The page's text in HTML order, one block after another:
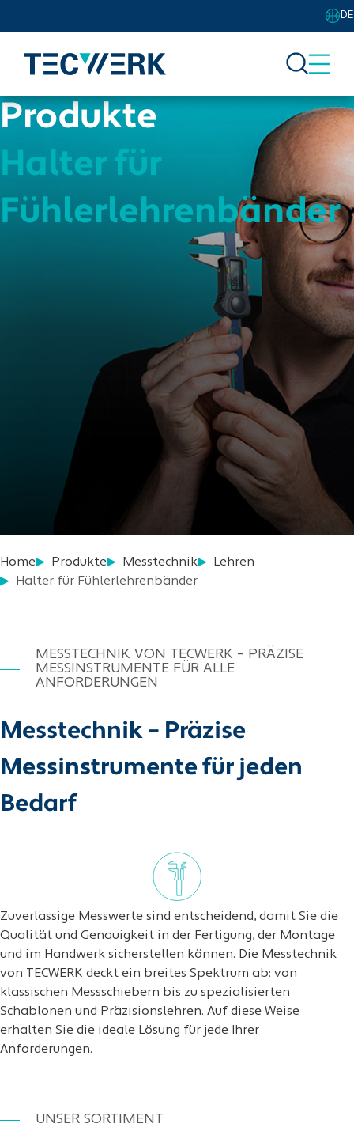
DE
Produkte
Halter für
Fühlerlehrenbänder
Home Produkte Messtechnik
Lehren
Halter für Fühlerlehrenbänder
Messtechnik – Präzise
Messinstrumente für jeden
Bedarf
MESSTECHNIK VON TECWERK – PRÄZISE
MESSINSTRUMENTE FÜR ALLE
ANFORDERUNGEN
Zuverlässige Messwerte sind entscheidend, damit Sie die
Qualität und Genauigkeit in der Fertigung, der Montage
und im Handwerk sicherstellen können. Die Messtechnik
von TECWERK deckt ein breites Spektrum ab: von
klassischen Messschiebern bis zu spezialisierten
Schablonen und Präzisionslehren. Auf diese Weise
erhalten Sie die ideale Lösung für jede Ihrer
Anforderungen.
UNSER SORTIMENT